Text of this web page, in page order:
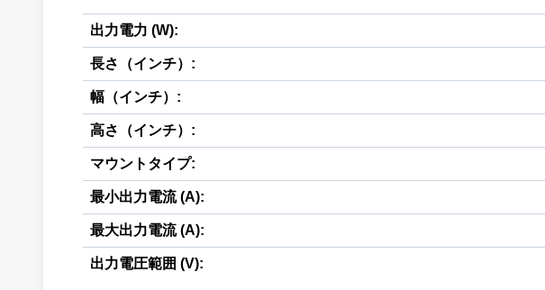
出力電力 (W):
長さ（インチ）:
幅（インチ）:
高さ（インチ）:
マウントタイプ:
最小出力電流 (A):
最大出力電流 (A):
出力電圧範囲 (V):